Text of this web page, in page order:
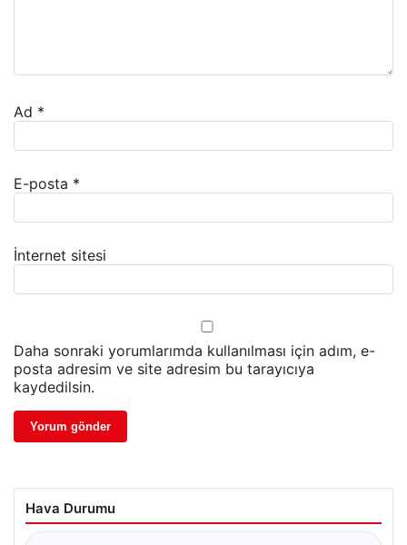
Ad *
E-posta *
İnternet sitesi
Daha sonraki yorumlarımda kullanılması için adım, e-
posta adresim ve site adresim bu tarayıcıya
kaydedilsin.
Hava Durumu